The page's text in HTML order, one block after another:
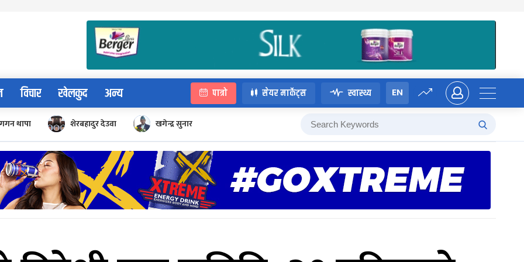
विचार खेलकुद अन्य पात्रो सेयर मार्केट्स स्वास्थ्य EN
गगन थापा शेरबहादुर देउवा खगेन्द्र सुनार